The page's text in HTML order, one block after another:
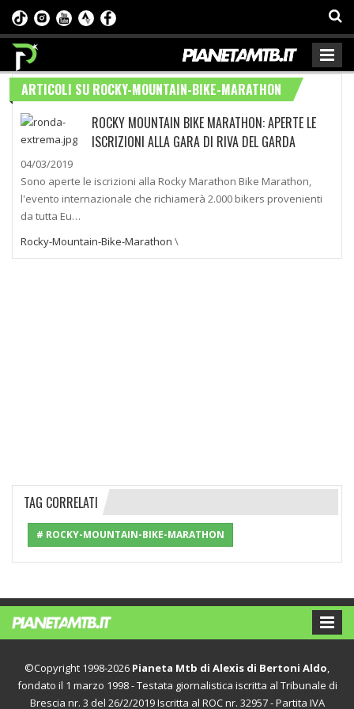
ARTICOLI SU ROCKY-MOUNTAIN-BIKE-MARATHON
ROCKY MOUNTAIN BIKE MARATHON: APERTE LE
ISCRIZIONI ALLA GARA DI RIVA DEL GARDA
04/03/2019
Sono aperte le iscrizioni alla Rocky Marathon Bike Marathon,
l'evento internazionale che richiamerà 2.000 bikers provenienti
da tutta Eu…
Rocky-Mountain-Bike-Marathon \
TAG CORRELATI
# ROCKY-MOUNTAIN-BIKE-MARATHON
©Copyright 1998-2026 Pianeta Mtb di Alexis di Bertoni Aldo
fondato il 1 marzo 1998 - Testata giornalistica iscritta al Tribunale di
Brescia nr. 3 del 26/2/2019 Iscritta al ROC nr. 32957 - Partita IVA